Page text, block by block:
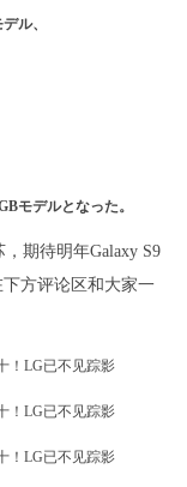
ル、
モデルとなった。
期待明年Galaxy S9
方评论区和大家一